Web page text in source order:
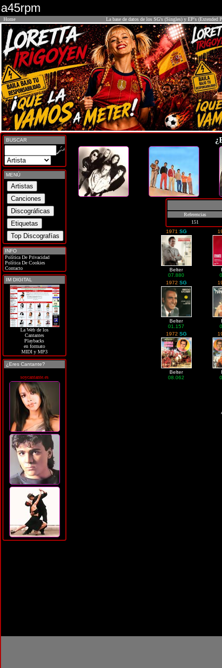
a45rpm
Home La base de datos de los SG's (Singles) y EP's (Extended
BUSCAR
MENÚ
INFO
Política De Privacidad
Política De Cookies
Contacto
IM DIGITAL
La Web de los
Cantantes
Playbacks
en formato
MIDI y MP3
¿Eres Cantante?
soycantante.es
Referencias
151
1971 SG
Belter
07.880
1972 SG
Belter
01.157
1972 SG
Belter
08.062